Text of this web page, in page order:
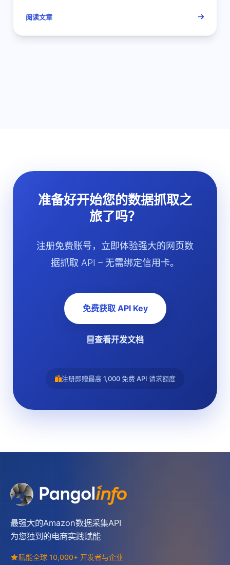
阅读文章
准备好开始您的数据抓取之
旅了吗？
注册免费账号，立即体验强大的网页数
据抓取 API – 无需绑定信用卡。
免费获取 API Key
查看开发文档
注册即赠最高 1,000 免费 API 请求额度
最强大的Amazon数据采集API
为您独到的电商实践赋能
赋能全球 10,000+ 开发者与企业